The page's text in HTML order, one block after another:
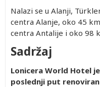
Nalazi se u Alanji,
centra Alanje, oko 45
centra Antalije i oko 98
Sadržaj
Lonicera World Hotel
poslednji put